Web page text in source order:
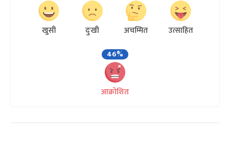
खुसी दुःखी अचम्मित
उत्साहित
46%
आक्रोशित